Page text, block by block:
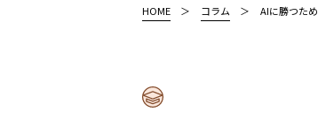
HOME コラム AIに勝つた